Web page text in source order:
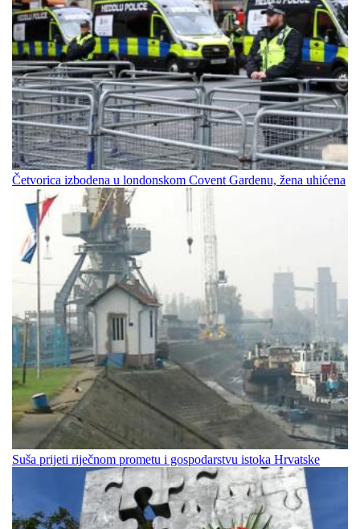
Četvorica izbodena u londonskom Covent Gardenu, žena uhićena
Suša prijeti riječnom prometu i gospodarstvu istoka Hrvatske